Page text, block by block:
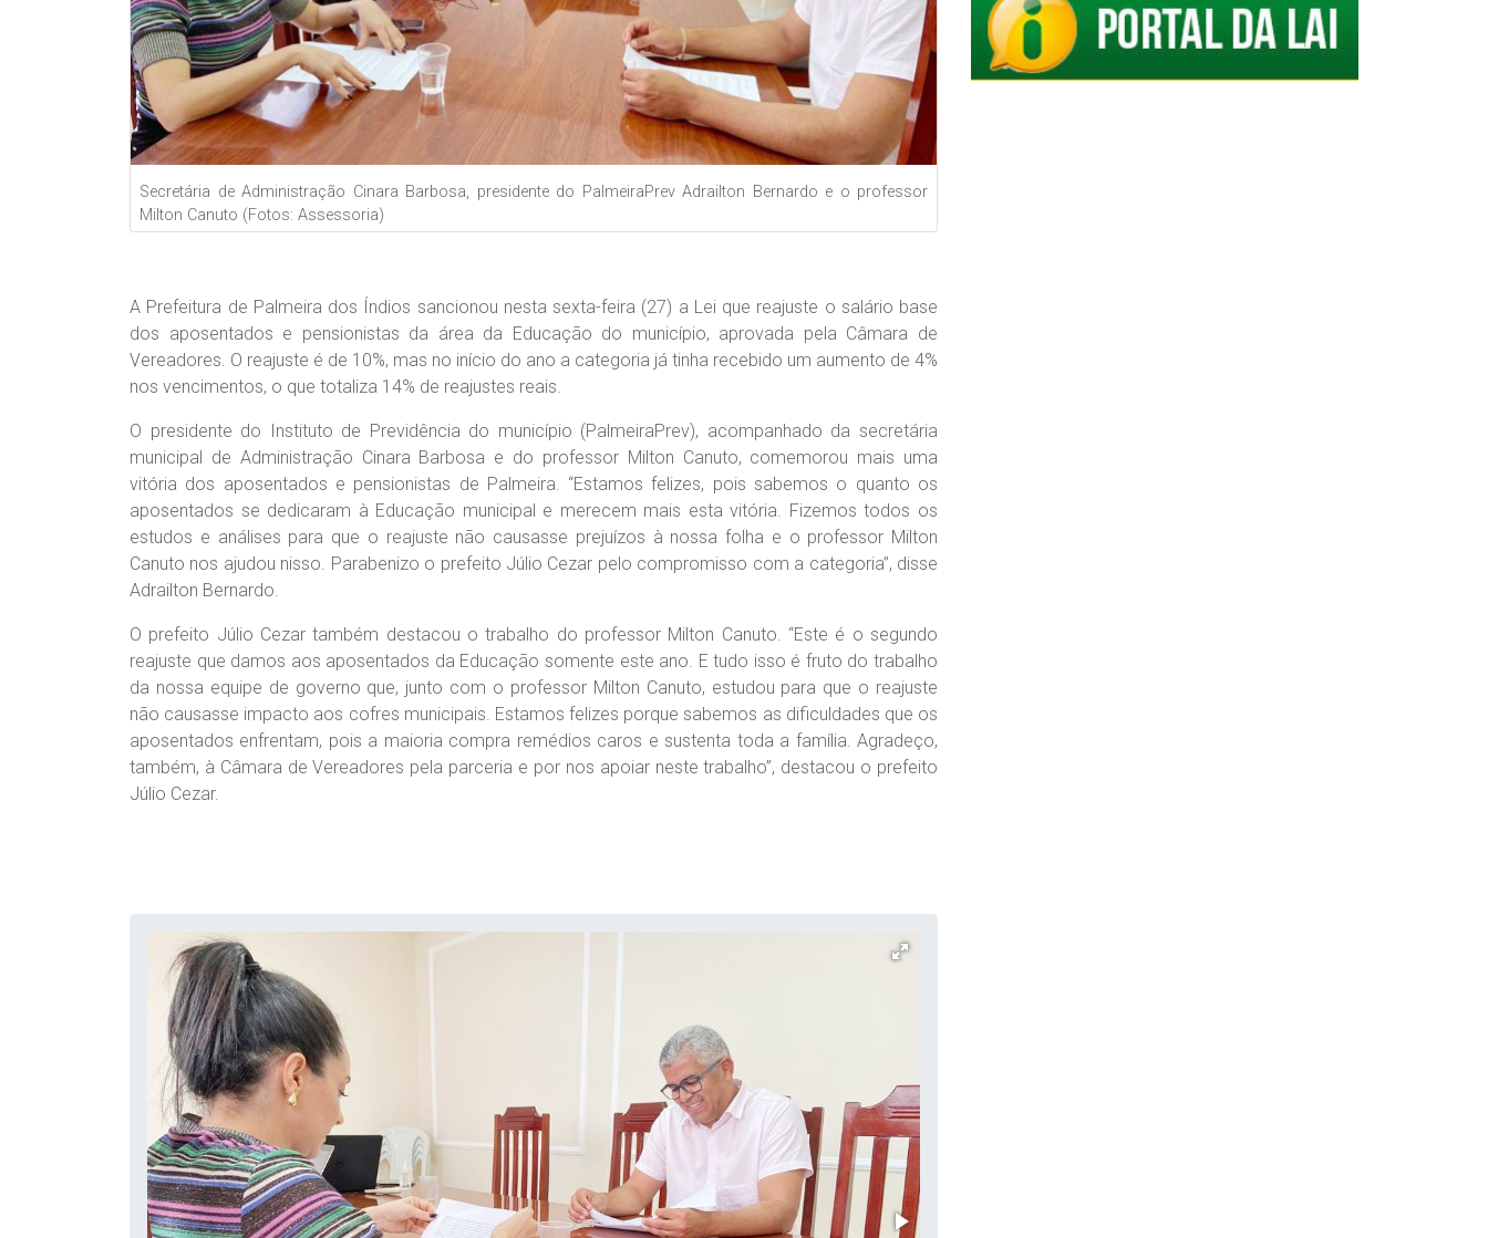
Secretária de Administração Cinara Barbosa, presidente do PalmeiraPrev Adrailton Bernardo e o professor
Milton Canuto (Fotos: Assessoria)
A Prefeitura de Palmeira dos Índios sancionou nesta sexta-feira (27) a Lei que reajuste o salário base
dos aposentados e pensionistas da área da Educação do município, aprovada pela Câmara de
Vereadores. O reajuste é de 10%, mas no início do ano a categoria já tinha recebido um aumento de 4%
nos vencimentos, o que totaliza 14% de reajustes reais.
O presidente do Instituto de Previdência do município (PalmeiraPrev), acompanhado da secretária
municipal de Administração Cinara Barbosa e do professor Milton Canuto, comemorou mais uma
vitória dos aposentados e pensionistas de Palmeira. “Estamos felizes, pois sabemos o quanto os
aposentados se dedicaram à Educação municipal e merecem mais esta vitória. Fizemos todos os
estudos e análises para que o reajuste não causasse prejuízos à nossa folha e o professor Milton
Canuto nos ajudou nisso. Parabenizo o prefeito Júlio Cezar pelo compromisso com a categoria”, disse
Adrailton Bernardo.
O prefeito Júlio Cezar também destacou o trabalho do professor Milton Canuto. “Este é o segundo
reajuste que damos aos aposentados da Educação somente este ano. E tudo isso é fruto do trabalho
da nossa equipe de governo que, junto com o professor Milton Canuto, estudou para que o reajuste
não causasse impacto aos cofres municipais. Estamos felizes porque sabemos as dificuldades que os
aposentados enfrentam, pois a maioria compra remédios caros e sustenta toda a família. Agradeço,
também, à Câmara de Vereadores pela parceria e por nos apoiar neste trabalho”, destacou o prefeito
Júlio Cezar.